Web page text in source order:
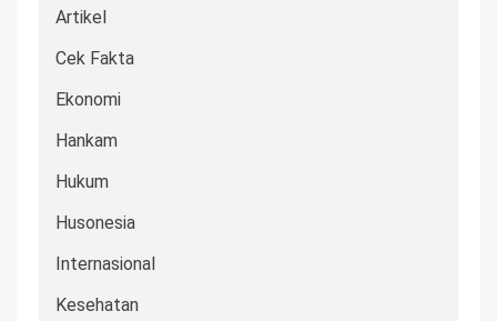
Artikel
Cek Fakta
Ekonomi
Hankam
Hukum
Husonesia
Internasional
Kesehatan